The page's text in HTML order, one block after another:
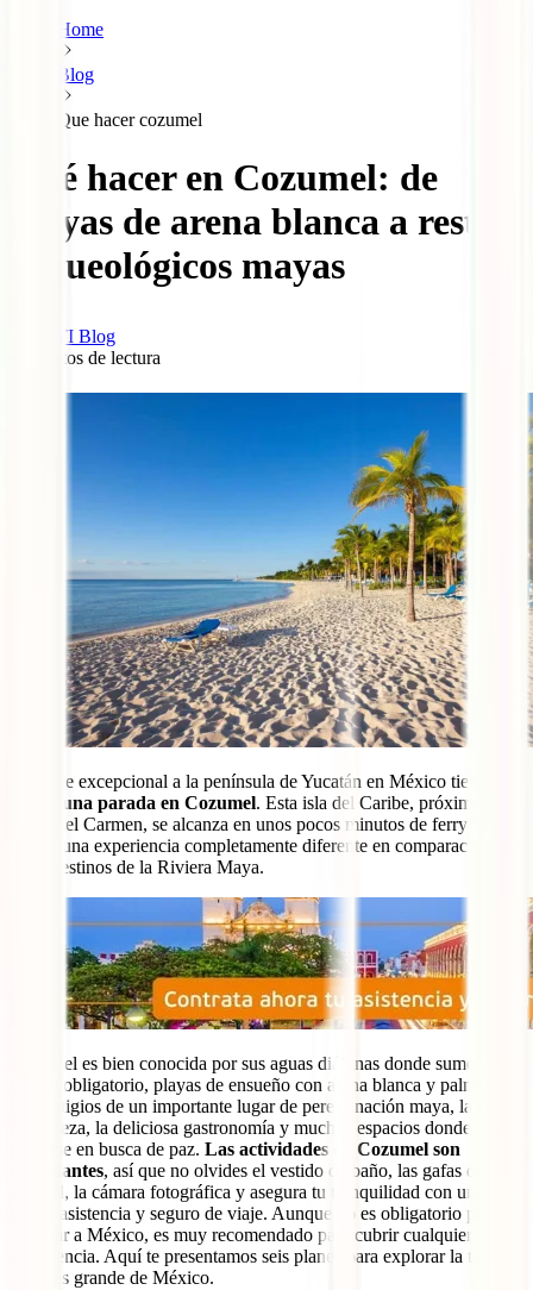
Home
Blog
Que hacer cozumel
Qué hacer en Cozumel: de
playas de arena blanca a restos
arqueológicos mayas
IATI Blog
minutos de lectura
Un viaje excepcional a la península de Yucatán en México tiene que
una parada en Cozumel. Esta isla del Caribe, próxima a
Playa del Carmen, se alcanza en unos pocos minutos de ferry y
brinda una experiencia completamente diferente en comparación con
otros destinos de la Riviera Maya.
Cozumel es bien conocida por sus aguas diáfanas donde sumergirse
es casi obligatorio, playas de ensueño con arena blanca y palmeras,
los vestigios de un importante lugar de peregrinación maya, la rica
naturaleza, la deliciosa gastronomía y muchos espacios donde
relajarse en busca de paz. Las actividades en Cozumel son
abundantes, así que no olvides el vestido de baño, las gafas de
snorkel, la cámara fotográfica y asegura tu tranquilidad con una
buena asistencia y seguro de viaje. Aunque no es obligatorio para
ingresar a México, es muy recomendado para cubrir cualquier
emergencia. Aquí te presentamos seis planes para explorar la tercera
isla más grande de México.